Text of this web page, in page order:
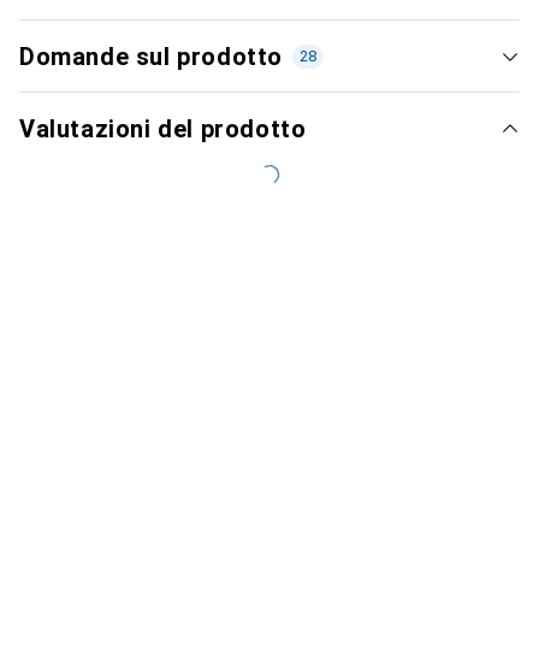
Domande sul prodotto 28
Valutazioni del prodotto